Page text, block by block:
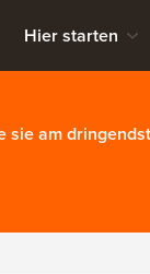
Hier starten
sie am